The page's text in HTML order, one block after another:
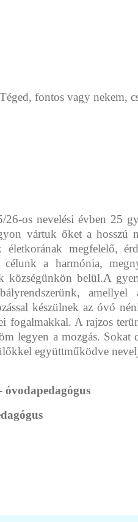
fontos vagy nekem,
26-os nevelési évben 25
vártuk őket a hosszú
életkorának megfelelő,
célunk a harmónia,
községünkön belül.A
készülnek az óvó
fogalmakkal. A rajzos
legyen a mozgás. Sokat
együttműködve
óvodapedagógus